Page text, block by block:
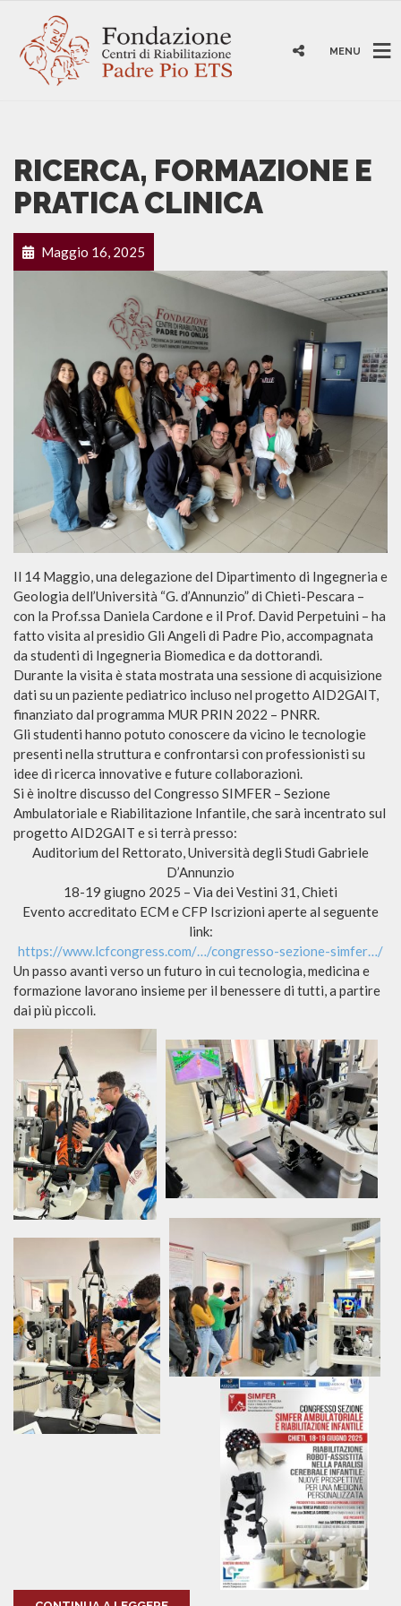
MENU
RICERCA, FORMAZIONE E
PRATICA CLINICA
Maggio 16, 2025
Il 14 Maggio, una delegazione del Dipartimento di Ingegneria e
Geologia dell’Università “G. d’Annunzio” di Chieti-Pescara –
con la Prof.ssa Daniela Cardone e il Prof. David Perpetuini – ha
fatto visita al presidio Gli Angeli di Padre Pio, accompagnata
da studenti di Ingegneria Biomedica e da dottorandi.
Durante la visita è stata mostrata una sessione di acquisizione
dati su un paziente pediatrico incluso nel progetto AID2GAIT,
finanziato dal programma MUR PRIN 2022 – PNRR.
Gli studenti hanno potuto conoscere da vicino le tecnologie
presenti nella struttura e confrontarsi con professionisti su
idee di ricerca innovative e future collaborazioni.
Si è inoltre discusso del Congresso SIMFER – Sezione
Ambulatoriale e Riabilitazione Infantile, che sarà incentrato sul
progetto AID2GAIT e si terrà presso:
Auditorium del Rettorato, Università degli Studi Gabriele
D’Annunzio
18-19 giugno 2025 – Via dei Vestini 31, Chieti
Evento accreditato ECM e CFP Iscrizioni aperte al seguente
link:
https://www.lcfcongress.com/…/congresso-sezione-simfer…/
Un passo avanti verso un futuro in cui tecnologia, medicina e
formazione lavorano insieme per il benessere di tutti, a partire
dai più piccoli.